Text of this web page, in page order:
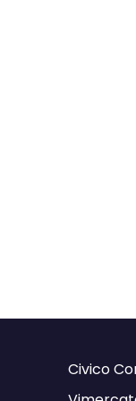
Civico